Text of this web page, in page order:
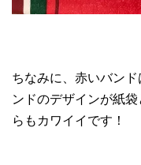
ちなみに、赤いバン
ンドのデザインが紙
らもカワイイです！